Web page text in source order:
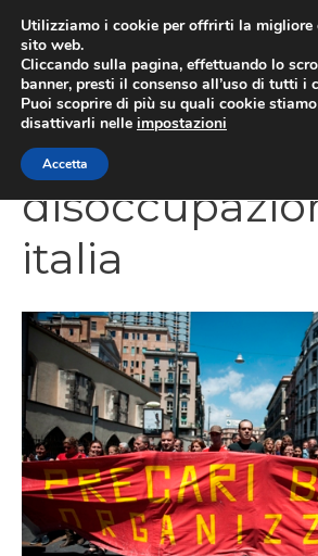
contenuto
italia
Utilizziamo i cookie per offrirti la migliore
sito web.
Cliccando sulla pagina, effettuando lo
banner, presti il consenso all’uso di tutti i
Puoi scoprire di più su quali cookie
disattivarli nelle impostazioni
Accetta